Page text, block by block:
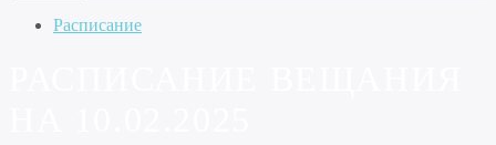
Расписание